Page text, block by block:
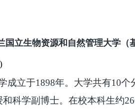
国立生物资源和自然管理大学（
成立于1898年。大学共有10个
和科学副博士。在校本科生约